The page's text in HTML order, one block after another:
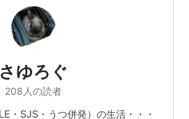
さゆろぐ
208人の読者
・SJS・うつ併発）の生活・・・